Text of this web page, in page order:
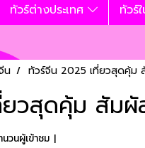
ทัวร์ต่างประเทศ ทัวร์
น ทัวร์จีน 2025 เที่ยวสุดคุ้ม
ยวสุดคุ้ม สัม
นวนผู้เข้าชม |